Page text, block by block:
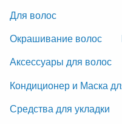
Для волос
Окрашивание волос
Аксессуары для волос
Кондиционер и Маска
Средства для укладки